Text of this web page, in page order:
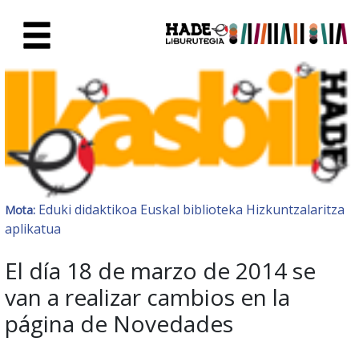
Eskuratu berriak Fitxa -
Mota: Eduki didaktikoa Euskal biblioteka Hizkuntzalaritza
aplikatua
El día 18 de marzo de 2014 se
van a realizar cambios en la
página de Novedades